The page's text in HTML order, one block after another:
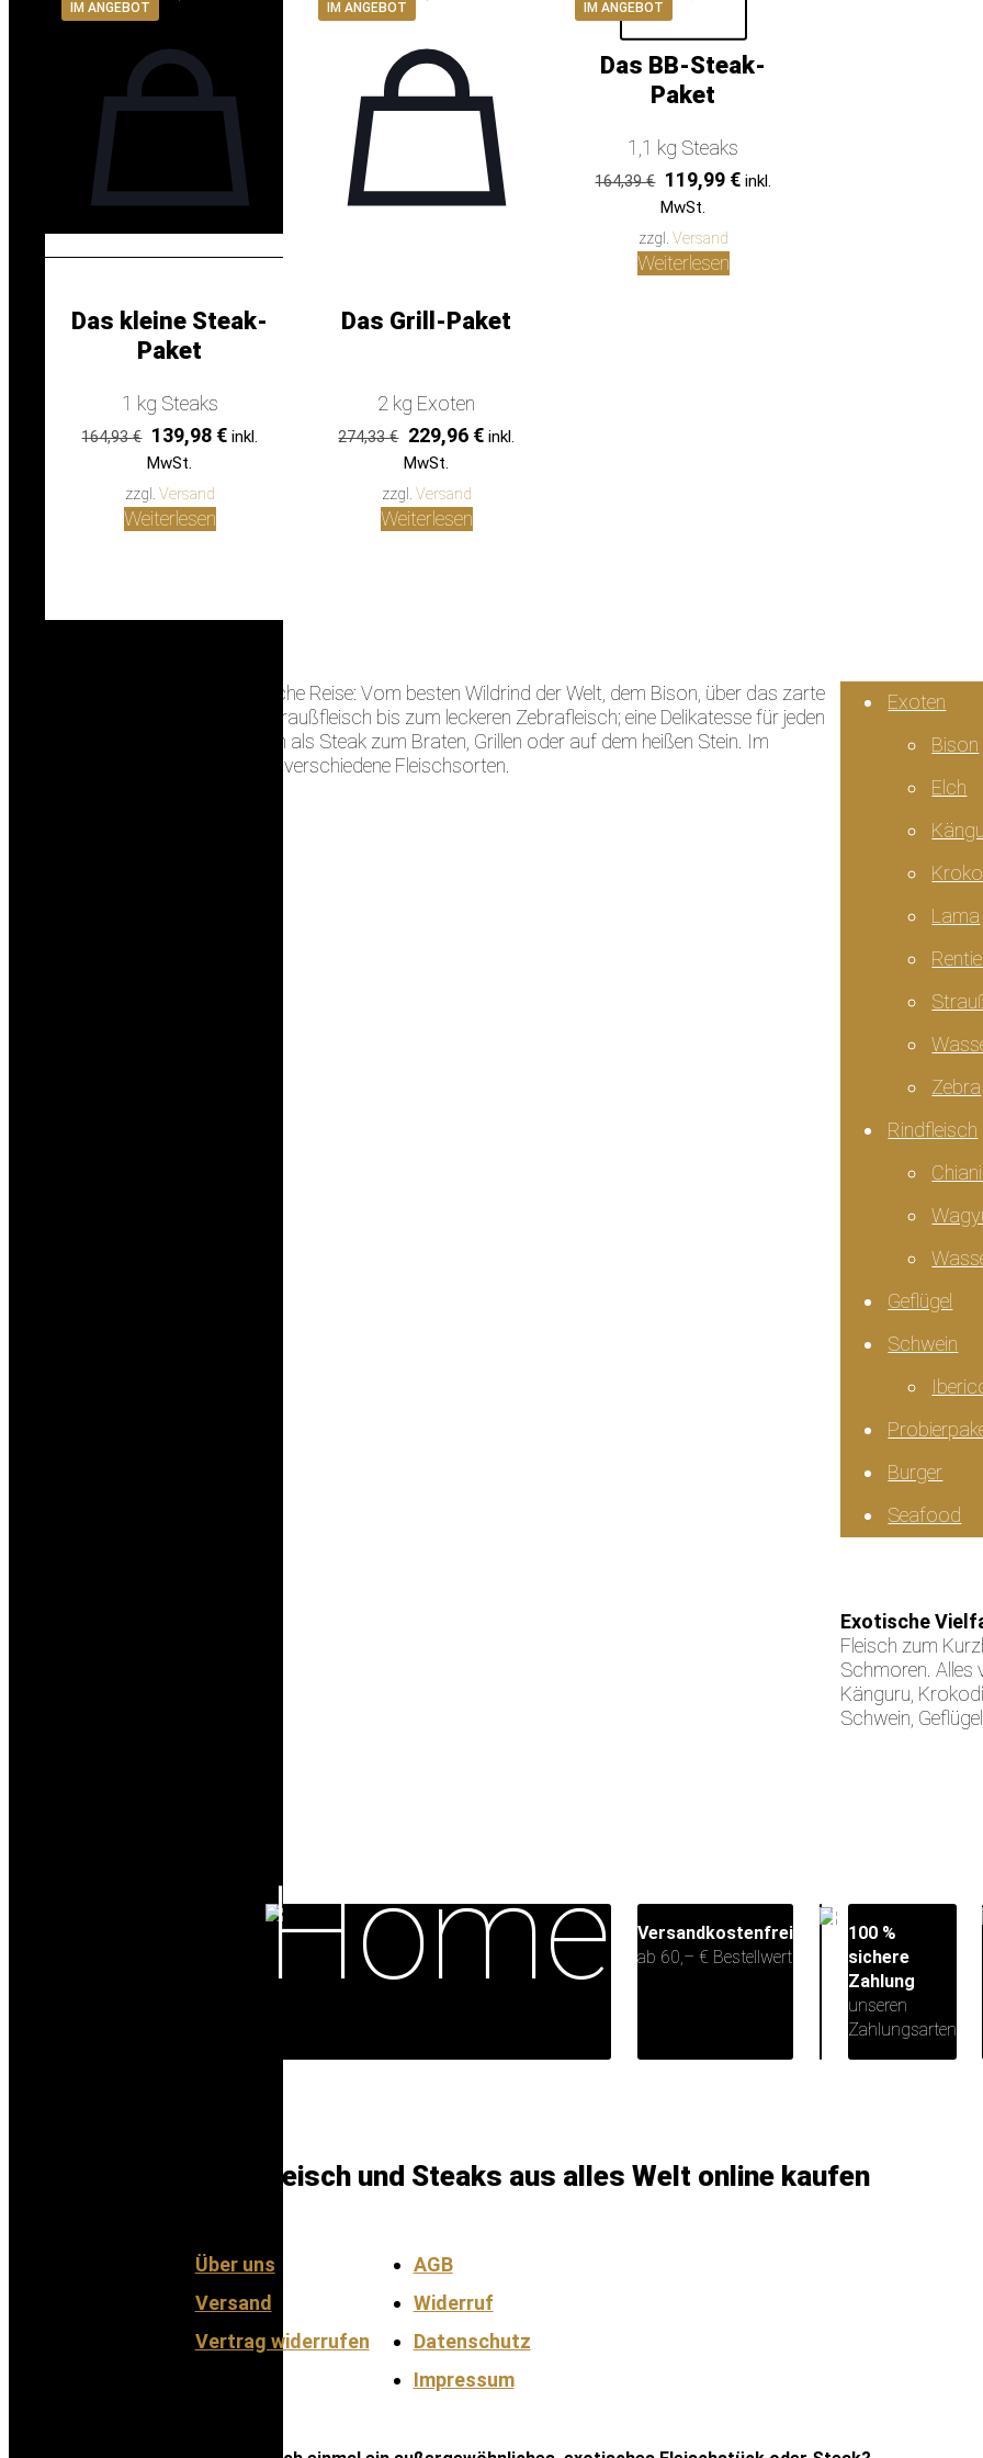
IM ANGEBOT
Das kleine Steak-
Paket
1 kg Steaks
164,93€ Ursprünglicher
Preis
war:
164,93 €
139,98 €Aktueller
inkl.
MwSt.
zzgl. Versand
Weiterlesen
IM ANGEBOT
Das Grill-Paket
2 kg Exoten
274,33€ Ursprünglicher
Preis
war:
274,33 €
229,96 €Aktueller
inkl.
MwSt.
zzgl. Versand
Weiterlesen
IM ANGEBOT
Das BB-Steak-
Paket
1,1 kg Steaks
164,39€ Ursprünglicher
Preis
war:
164,39 €
119,99 €Aktueller
inkl.
MwSt.
zzgl. Versand
Weiterlesen
Starten Sie Ihre geschmackliche Reise: Vom besten Wildrind der Welt, dem Bison, über das zarte
Känguru und dem leckeren Straußfleisch bis zum leckeren Zebrafleisch; eine Delikatesse für jeden
Gourmet. Zubereitung einfach als Steak zum Braten, Grillen oder auf dem heißen Stein. Im
Steakpaket befinden sich vier verschiedene Fleischsorten.
Exoten
Bison
Elch
Lama
Zebra
Rindfleisch
Geflügel
Schwein
Burger
Seafood
Exotische
Fleisch zum
Schmoren. Alles
Känguru,
Schwein,
Versandkostenfrei
ab 60,– € Bestellwert
100 %
sichere
Zahlung
unseren
Zahlungsarten
Gourmetfleisch und Steaks aus alles Welt online kaufen
Über uns
Versand
Vertrag widerrufen
AGB
Widerruf
Datenschutz
Impressum